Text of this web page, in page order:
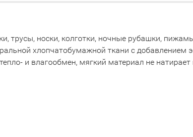
трусы, носки, колготки, ночные рубашки,
хлопчатобумажной ткани с добавлением
и влагообмен, мягкий материал не